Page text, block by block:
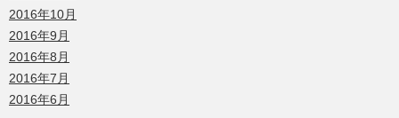
2016年10月
2016年9月
2016年8月
2016年7月
2016年6月